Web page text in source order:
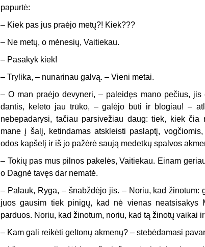
papurtė:
– Kiek pas jus praėjo metų?! Kiek???
– Ne metų, o mėnesių, Vaitiekau.
– Pasakyk kiek!
– Trylika, – nunarinau galvą. – Vieni metai.
– O man praėjo devyneri, – paleidęs mano pečius,
dantis, keleto jau trūko, – galėjo būti ir blogiau! –
nebepadarysi, tačiau parsivežiau daug: tiek, kiek
mane į šalį, ketindamas atskleisti paslaptį,
odos kapšelį ir iš jo pažėrė saują medetkų spalvos
– Tokių pas mus pilnos pakelės, Vaitiekau. Einam
o Dagnė tavęs dar nematė.
– Palauk, Ryga, – šnabždėjo jis. – Noriu, kad žinotum:
juos gausim tiek pinigų, kad nė vienas
parduos. Noriu, kad žinotum, noriu, kad tą žinotų vaikai
– Kam gali reikėti geltonų akmenų? – stebėdamasi